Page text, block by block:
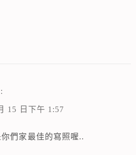
15 日下午 1:57
們家最佳的寫照喔..